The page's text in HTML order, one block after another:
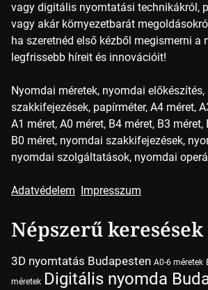
vagy digitális nyomtatási technikákról,
vagy akár környezetbarát
ha szeretnéd első kézből megismerni a
legfrissebb híreit és innovációit!
Nyomdai méretek, nyomdai
szakkifejezések, papírméter, A4 méret,
A1 méret, A0 méret, B4 méret, B3 méret,
B0 méret, nyomdai szakkifejezések,
nyomdai szolgáltatások, nyomdai
Adatvédelem Impresszum
Népszerű keresések
3D nyomtatás Budapesten A0-6 méretek
méretek Digitális nyomda